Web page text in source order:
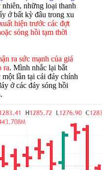
nhiên, những loại thanh
ở bất kỳ đâu trong xu
hiện trước các đợt
sóng hồi tạm thời
ra sức mạnh của giá
ra. Mình nhắc lại bắt
lần tại cái đáy chính
ở các đáy sóng hồi